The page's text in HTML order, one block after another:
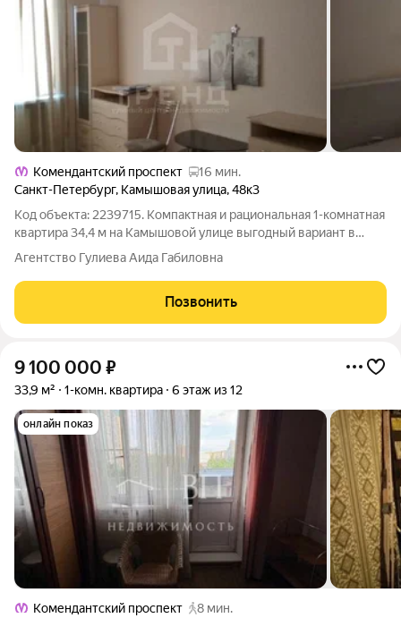
Комендантский проспект
16 мин.
Санкт-Петербург, Камышовая улица,48к3
Код объекта: 2239715. Компактная и рациональная 1-комнатная
квартира 34,4 м на Камышовой улице выгодный вариант в
стабильном секторе города: разумная площадь, удобная
планировка и реальная экономия на содержании. Квартира на
2-м этаже 13-этажного
Агентство Гулиева Аида Габиловна
Позвонить
9 100 000 ₽
33,9 м² 1-комн. квартира 6 этаж из 12
онлайн показ
Комендантский проспект
8 мин.